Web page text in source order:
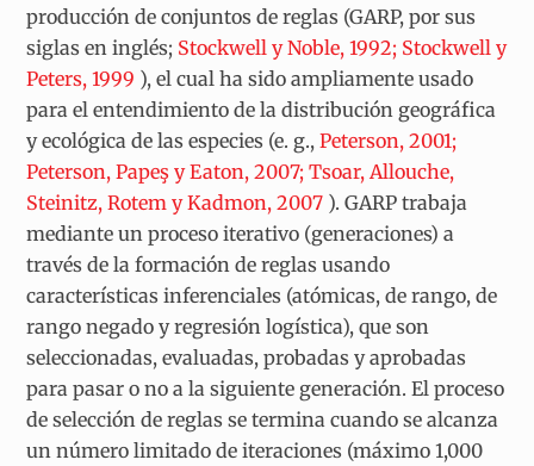
producción de conjuntos de reglas (GARP, por sus
siglas en inglés; Stockwell y Noble, 1992; Stockwell y
Peters, 1999 ), el cual ha sido ampliamente usado
para el entendimiento de la distribución geográfica
y ecológica de las especies (e. g.,Peterson, 2001;
Peterson, Papeş y Eaton, 2007; Tsoar, Allouche,
Steinitz, Rotem y Kadmon, 2007 ). GARP trabaja
mediante un proceso iterativo (generaciones) a
través de la formación de reglas usando
características inferenciales (atómicas, de rango, de
rango negado y regresión logística), que son
seleccionadas, evaluadas, probadas y aprobadas
para pasar o no a la siguiente generación. El proceso
de selección de reglas se termina cuando se alcanza
un número limitado de iteraciones (máximo 1,000